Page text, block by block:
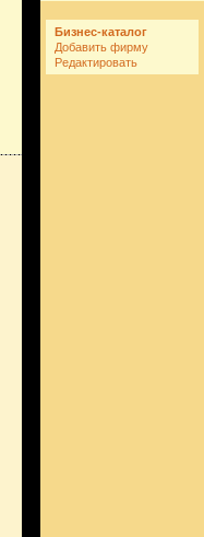
Бизнес-каталог
Добавить фирму
Редактировать